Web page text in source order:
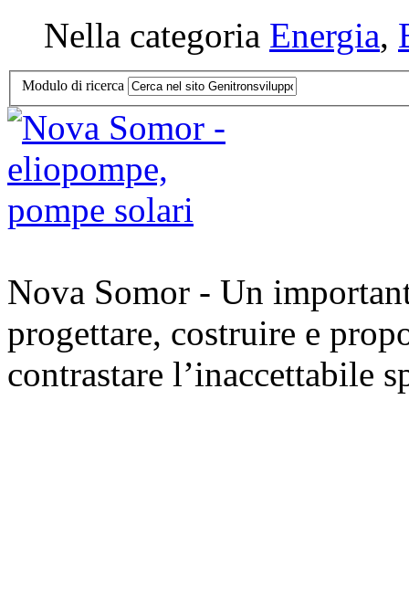
Nella categoria Energia,
Modulo di ricerca
Nova Somor - Un
progettare, costruire e
contrastare l’inaccettabile